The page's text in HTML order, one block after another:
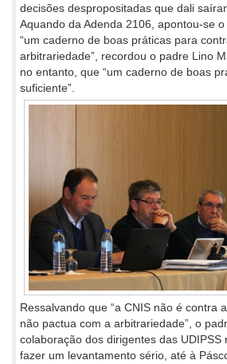
decisões despropositadas que dali
Aquando da Adenda 2106, apontou-se
“um caderno de boas práticas para
arbitrariedade”, recordou o padre Lino
no entanto, que “um caderno de boas
suficiente”.
Ressalvando que “a CNIS não é contra
não pactua com a arbitrariedade”, o
colaboração dos dirigentes das UDIPSS
fazer um levantamento sério, até à